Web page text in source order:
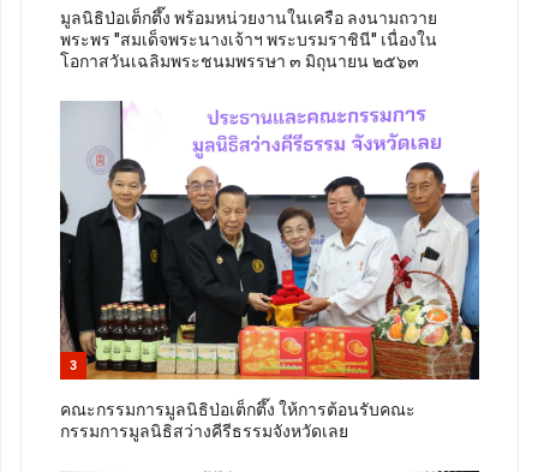
มูลนิธิป่อเต็กตึ๊ง พร้อมหน่วยงานในเครือ ลงนามถวาย
พระพร "สมเด็จพระนางเจ้าฯ พระบรมราชินี" เนื่องใน
โอกาสวันเฉลิมพระชนมพรรษา ๓ มิถุนายน ๒๕๖๓
3
คณะกรรมการมูลนิธิป่อเต็กตึ๊ง ให้การต้อนรับคณะ
กรรมการมูลนิธิสว่างคีรีธรรมจังหวัดเลย